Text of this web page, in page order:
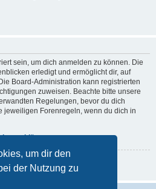
um dir den
der Nutzung zu
sein, um dich anmelden zu können. Die
erledigt und ermöglicht dir, auf
Board-Administration kann registrierten
zuweisen. Beachte bitte unsere
Regelungen, bevor du dich
jeweiligen Forenregeln, wenn du dich in